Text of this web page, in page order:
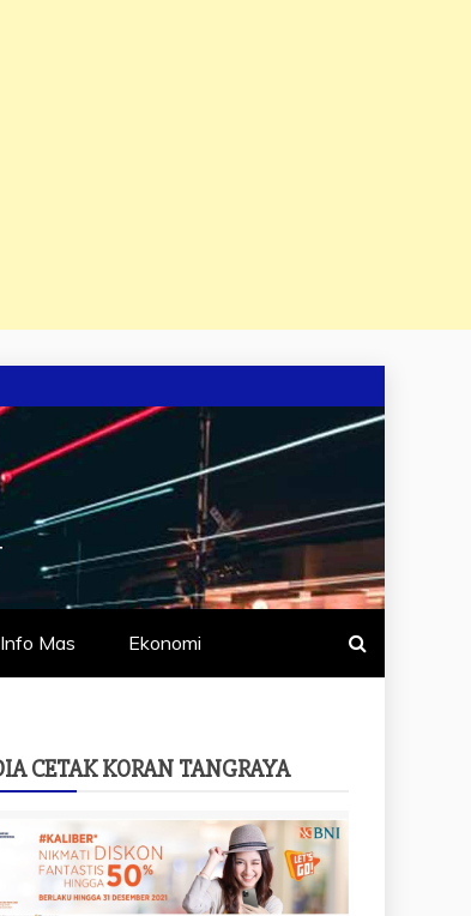
Info Mas Ekonomi
CETAK KORAN TANGRAYA